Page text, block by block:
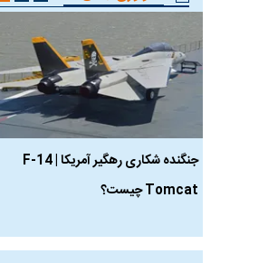
جنگنده شکاری رهگیر آمریکا | F-14
Tomcat چیست؟